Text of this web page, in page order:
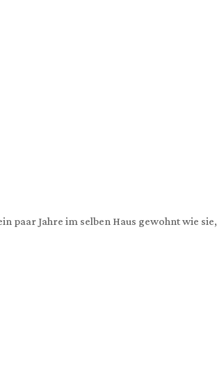
paar Jahre im selben Haus gewohnt wie sie,